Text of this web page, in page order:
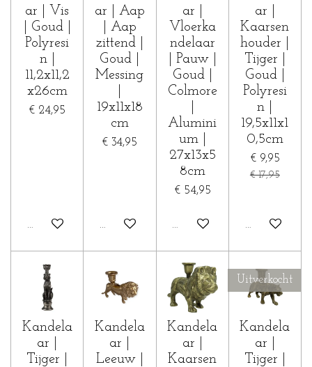
ar | Vis
| Goud |
Polyresi
n |
11,2x11,2
x26cm
€ 24,95
In winkelwagen
ar | Aap
| Aap
zittend |
Goud |
Messing
19x11x18
cm
€ 34,95
In winkelwagen
ar |
Vloerka
ndelaar
| Pauw |
Goud |
Colmore
Alumini
um |
27x13x5
8cm
€ 54,95
In winkelwagen
ar |
Kaarsen
houder |
Tijger |
Goud |
Polyresi
n |
19,5x11x1
0,5cm
€ 9,95
€ 17,95
In
Kandela
ar |
Tijger |
Kandela
ar |
Leeuw |
Kandela
ar |
Kaarsen
Uitverkocht
Kandela
ar |
Tijger |